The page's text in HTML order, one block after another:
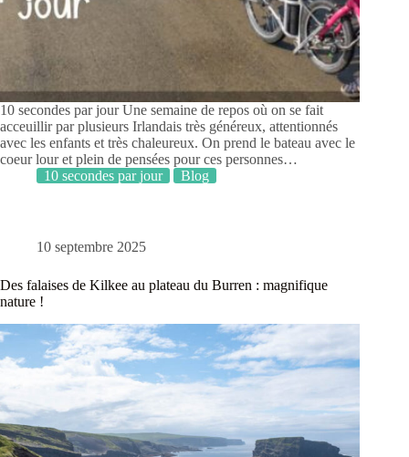
10 secondes par jour Une semaine de repos où on se fait
acceuillir par plusieurs Irlandais très généreux, attentionnés
avec les enfants et très chaleureux. On prend le bateau avec le
coeur lour et plein de pensées pour ces personnes…
10 secondes par jour
Blog
10 septembre 2025
Des falaises de Kilkee au plateau du Burren : magnifique
nature !